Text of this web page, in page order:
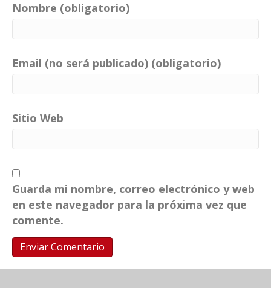
Nombre (obligatorio)
Email (no será publicado) (obligatorio)
Sitio Web
Guarda mi nombre, correo electrónico y web
en este navegador para la próxima vez que
comente.